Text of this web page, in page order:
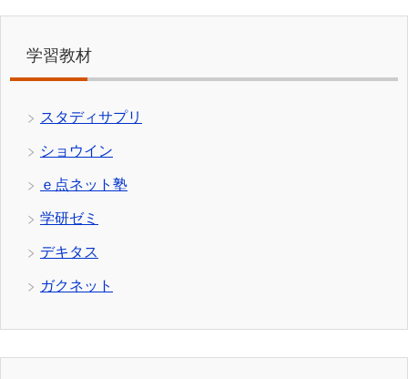
学習教材
スタディサプリ
ショウイン
ｅ点ネット塾
学研ゼミ
デキタス
ガクネット